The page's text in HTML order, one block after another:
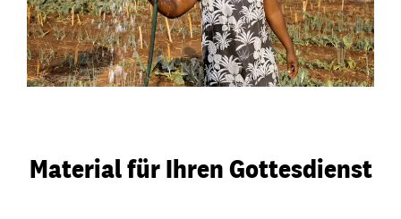
Material für Ihren Gottesdienst